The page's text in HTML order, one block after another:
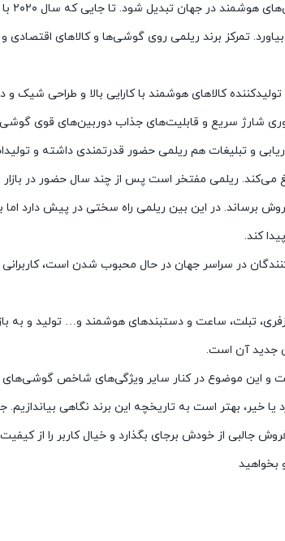
تمرکز برند ریلمی روی گوشی‌ها و کالاهای
تولید‌کننده کالاهای هوشمند با کارایی بالا و طراحی
شارژ سریع و قابلیت‌های جذاب دوربین‌های قوی
و تبلیغات هم ریلمی حضور قدرتمندی داشته و
می‌کند. ریلمی مفتخر است پس از چند سال حضور در
برساند. در این بین ریلمی راه سختی در پیش دارد
کند.
در سراسر جهان در حال محبوب شدن است، کاربرانی
تبلت، ساعت و دستبندهای هوشمند و… تولید و به
جدید آن است.
و این موضوع در کنار سایر ویژگی‌های شاخص گوشی‌های
بخواهید